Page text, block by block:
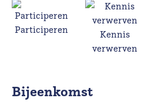
Participeren
Kennis
verwerven
Bijeenkomst